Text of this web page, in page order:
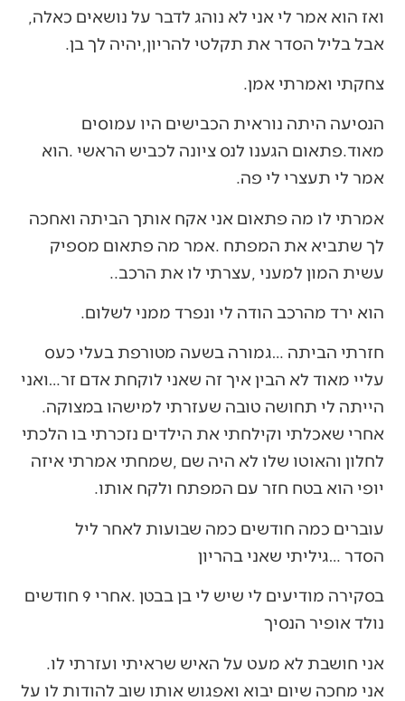
‬אבל‭ ‬בליל‭ ‬הסדר‭ ‬את‭ ‬תקלטי‭ ‬להריון‭,‬יהיה‭ ‬לך‭ ‬בן‭.‬
צחקתי‭ ‬ואמרתי‭ ‬אמן‭.‬
‬אמר‭ ‬לי‭ ‬תעצרי‭ ‬לי‭ ‬פה‭. ‬
‬עשית‭ ‬המון‭ ‬למעני‭, ‬עצרתי‭ ‬לו‭ ‬את‭ ‬הרכב‭..‬
הוא‭ ‬ירד‭ ‬מהרכב‭ ‬הודה‭ ‬לי‭ ‬ונפרד‭ ‬ממני‭ ‬לשלום‭.‬
‬הייתה‭ ‬לי‭ ‬תחושה‭ ‬טובה‭ ‬שעזרתי‭ ‬למישהו‭ ‬במצוקה‭.
‬יופי‭ ‬הוא‭ ‬בטח‭ ‬חזר‭ ‬עם‭ ‬המפתח‭ ‬ולקח‭ ‬אותו‭.‬
עוברים‭ ‬כמה‭ ‬חודשים‭ ‬כמה‭ ‬שבועות‭ ‬לאחר‭ ‬ליל‭
‬הסדר‭… ‬גיליתי‭ ‬שאני‭ ‬בהריון
‬נולד‭ ‬אופיר‭ ‬הנסיך
אני‭ ‬חושבת‭ ‬לא‭ ‬מעט‭ ‬על‭ ‬האיש‭ ‬שראיתי‭ ‬ועזרתי‭ ‬לו‭.
‬אני‭ ‬מחכה‭ ‬שיום‭ ‬יבוא‭ ‬ואפגוש‭ ‬אותו‭ ‬שוב‭ ‬להודות‭ ‬לו‭ ‬על‭